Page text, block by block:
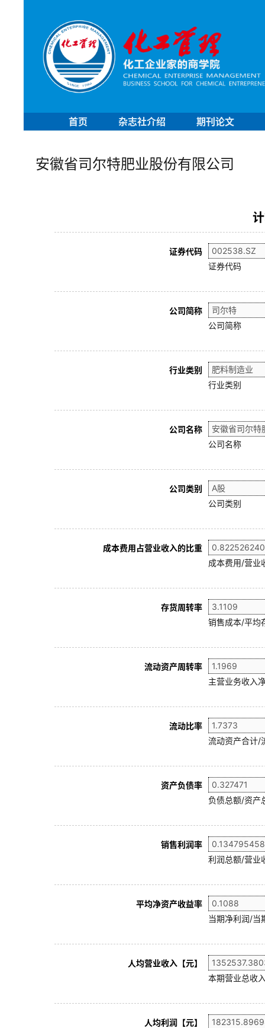
首页 杂志社介绍 期刊论文
安徽省司尔特肥业股份有限公司
证券代码
证券代码
公司简称
公司简称
行业类别
行业类别
公司名称
公司名称
公司类别
公司类别
成本费用占营业收入的比重
成本费用/营业
存货周转率
销售成本/平均
流动资产周转率
主营业务收入
流动比率
流动资产合计/
资产负债率
负债总额/资产
销售利润率
利润总额/营业
平均净资产收益率
当期净利润/当
人均营业收入【元】
本期营业总收
人均利润【元】